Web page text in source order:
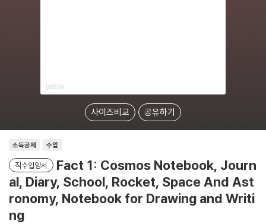
사이즈비교 공유하기
소득공제 수입
직수입양서
Fact 1: Cosmos Notebook, Journ
al, Diary, School, Rocket, Space And Ast
ronomy, Notebook for Drawing and Writi
ng